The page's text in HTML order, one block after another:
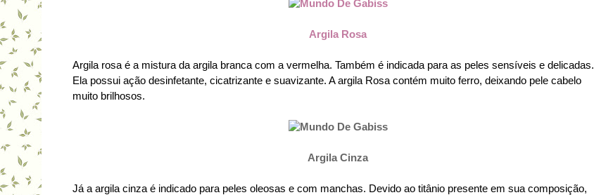
Argila Rosa
Argila rosa é a mistura da argila branca com a vermelha. Também é indicada para as peles sensíveis e delicadas.
Ela possui ação desinfetante, cicatrizante e suavizante. A argila Rosa contém muito ferro, deixando pele cabelo
muito brilhosos.
Argila Cinza
Já a argila cinza é indicado para peles oleosas e com manchas. Devido ao titânio presente em sua composição,